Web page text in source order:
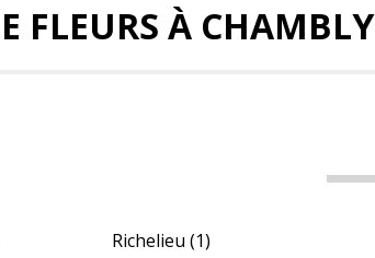
FLEURS À CHAMBLY
Richelieu (1)